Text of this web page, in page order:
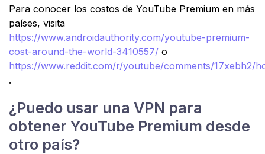
Para conocer los costos de YouTube Premium en más
países, visita
https://www.androidauthority.com/youtube-premium-
cost-around-the-world-3410557/ o
https://www.reddit.com/r/youtube/comments/17xebh2/
.
¿Puedo usar una VPN para
obtener YouTube Premium desde
otro país?